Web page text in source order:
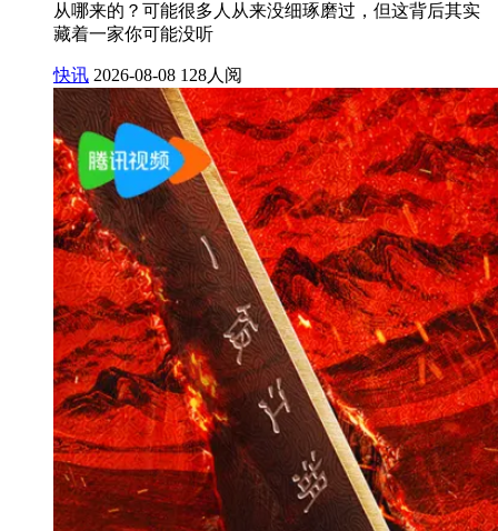
从哪来的？可能很多人从来没细琢磨过，但这背后其实
藏着一家你可能没听
快讯 2026-08-08 128人阅